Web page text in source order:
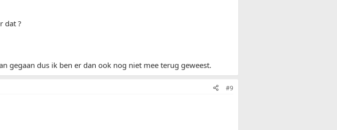
dat ?
gegaan dus ik ben er dan ook nog niet mee terug geweest.
#9